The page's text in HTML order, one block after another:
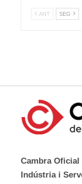
ANT SEG
Cambra Oficial
Indústria i